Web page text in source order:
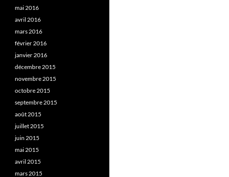
mai 2016
avril 2016
mars 2016
février 2016
janvier 2016
décembre 2015
novembre 2015
octobre 2015
septembre 2015
août 2015
juillet 2015
juin 2015
mai 2015
avril 2015
mars 2015